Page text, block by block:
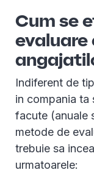
Cum se
Indiferent de
in compania ta
facute (anuale
metode de
trebuie sa
urmatoarele: